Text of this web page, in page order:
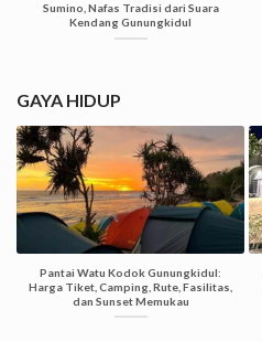
Sumino, Nafas Tradisi dari Suara
Kendang Gunungkidul
GAYA HIDUP
Pantai Watu Kodok Gunungkidul:
Harga Tiket, Camping, Rute, Fasilitas,
dan Sunset Memukau